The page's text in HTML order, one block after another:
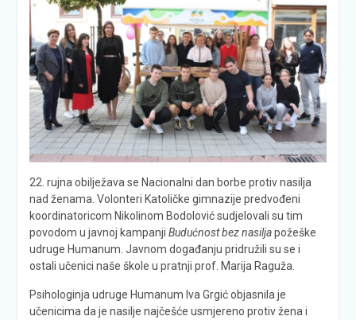
22. rujna obilježava se Nacionalni dan borbe protiv nasilja
nad ženama. Volonteri Katoličke gimnazije predvođeni
koordinatoricom Nikolinom Bodolović sudjelovali su tim
povodom u javnoj kampanji Budućnost bez nasiljapožeške
udruge Humanum. Javnom događanju pridružili su se i
ostali učenici naše škole u pratnji prof. Marija Raguža.
Psihologinja udruge Humanum Iva Grgić objasnila je
učenicima da je nasilje najčešće usmjereno protiv žena i